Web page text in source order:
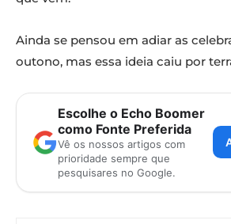
Ainda se pensou em adiar as
outono, mas essa ideia caiu por
Escolhe o Echo Boomer
como Fonte Preferida
Vê os nossos artigos com
prioridade sempre que
pesquisares no Google.